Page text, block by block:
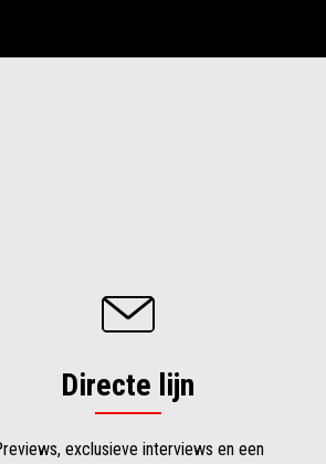
Directe lijn
exclusieve interviews en een